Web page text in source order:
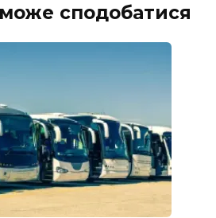
сподобатися